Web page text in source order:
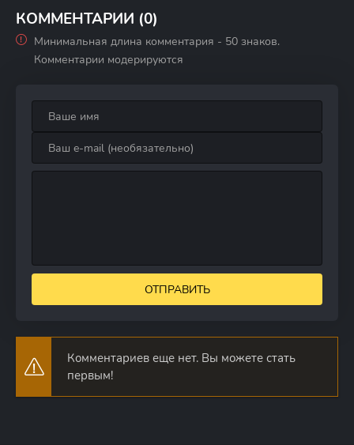
КОММЕНТАРИИ (0)
Минимальная длина комментария - 50 знаков.
Комментарии модерируются
ОТПРАВИТЬ
Комментариев еще нет. Вы можете стать
первым!